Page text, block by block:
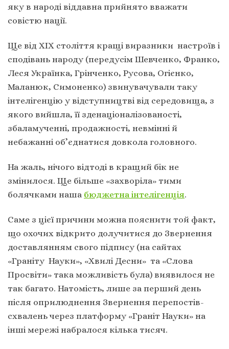
яку в народі віддавна прийнято вважати
совістю нації.
Ще від ХІХ століття кращі виразники настроїв і
сподівань народу (передусім Шевченко, Франко,
Леся Українка, Грінченко, Русова, Огієнко,
Маланюк, Симоненко) звинувачували таку
інтелігенцію у відступництві від середовища, з
якого вийшла, її зденаціоналізованості,
збаламученні, продажності, невмінні й
небажанні об’єднатися довкола головного.
На жаль, нічого відтоді в кращий бік не
змінилося. Ще більше «захворіла» тими
болячками наша бюджетна інтелігенція.
Саме з цієї причини можна пояснити той факт,
що охочих відкрито долучитися до Звернення
доставлянням свого підпису (на сайтах
«Граніту Науки», «Хвилі Десни» та «Слова
Просвіти» така можливість була) виявилося не
так багато. Натомість, лише за перший день
після оприлюднення Звернення перепостів-
схвалень через платформу «Граніт Науки» на
інші мережі набралося кілька тисяч.